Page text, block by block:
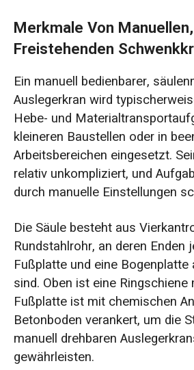
Merkmale Von Manuellen,
Freistehenden
Ein manuell bedienbarer,
Auslegerkran wird
Hebe- und
kleineren Baustellen oder in
Arbeitsbereichen eingesetzt.
relativ unkompliziert, und
durch manuelle Einstellungen
Die Säule besteht aus
Rundstahlrohr, an deren Enden
Fußplatte und eine
sind. Oben ist eine
Fußplatte ist mit chemischen
Betonboden verankert, um die
manuell drehbaren
gewährleisten.